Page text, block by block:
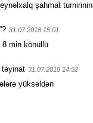
şahmat turnirinin
31.07.2018 15:01
8 min könüllü
təyinat 31.07.2018 14:52
yüksəldən